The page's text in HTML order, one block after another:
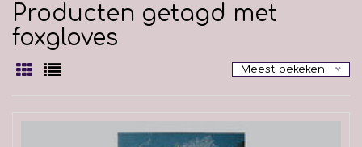
Producten getagd met
foxgloves
Meest bekeken